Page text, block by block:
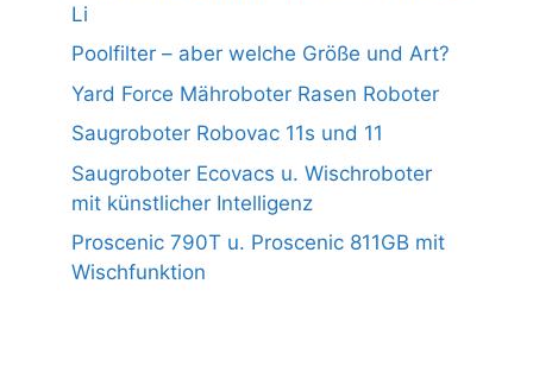
Li
Poolfilter – aber welche Größe und Art?
Yard Force Mähroboter Rasen Roboter
Saugroboter Robovac 11s und 11
Saugroboter Ecovacs u. Wischroboter
mit künstlicher Intelligenz
Proscenic 790T u. Proscenic 811GB mit
Wischfunktion